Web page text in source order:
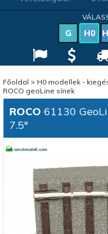
G H0
Főoldal > H0 modellek -
ROCO geoLine sínek
ROCO 61130
7.5°